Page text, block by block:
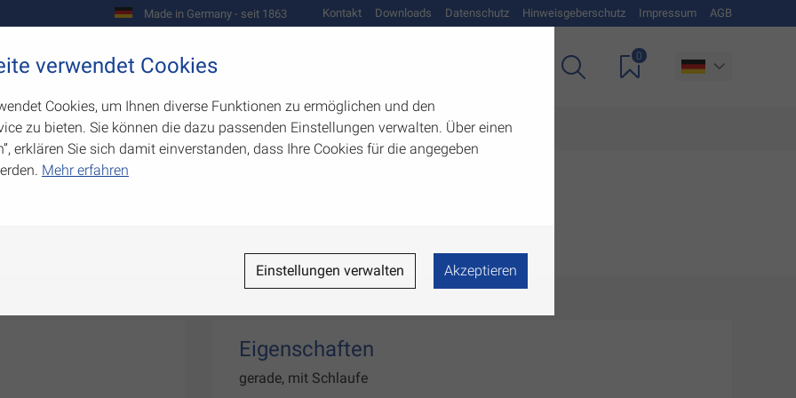
Made in Germany - seit 1863 Kontakt Downloads Datenschutz Hinweisgeberschutz Impressum AGB
Werkzeugbau
0
Eigenschaften
gerade, mit Schlaufe
verwendet Cookies
Cookies, um Ihnen diverse Funktionen zu ermöglichen und den
zu bieten. Sie können die dazu passenden Einstellungen verwalten. Über einen
erklären Sie sich damit einverstanden, dass Ihre Cookies für die angegeben
Mehr erfahren
Einstellungen verwalten Akzeptieren